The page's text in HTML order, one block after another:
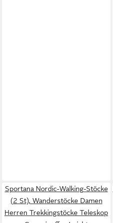
Sportana Nordic-Walking-Stöcke
(2 St), Wanderstöcke Damen
Herren Trekkingstöcke Teleskop